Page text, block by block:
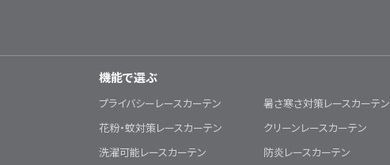
機能で選ぶ
プライバシーレースカーテン
暑さ寒さ対策レースカーテン
花粉・蚊対策レースカーテン
クリーンレースカーテン
洗濯可能レースカーテン
防炎レースカーテン